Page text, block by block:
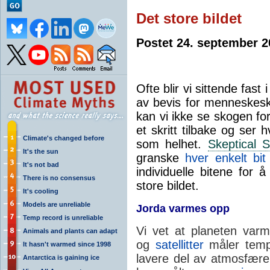
Climate's changed before
It's the sun
It's not bad
There is no consensus
It's cooling
Models are unreliable
Temp record is unreliable
Animals and plants can adapt
It hasn't warmed since 1998
Antarctica is gaining ice
Det store bildet
Postet 24. september
Ofte blir vi sittende fast
av bevis for
kan vi ikke se skogen
et skritt tilbake og ser
som helhet. Skeptical
granske hver enkelt
individuelle bitene for
store bildet.
Jorda varmes opp
Vi vet at planeten
og satellittermåler
lavere del av